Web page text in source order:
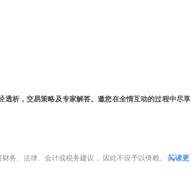
透析，交易策略及专家解答。邀您在全情互动的过程中尽享
务、法律、会计或税务建议， 因此不应予以倚赖。 阅读更